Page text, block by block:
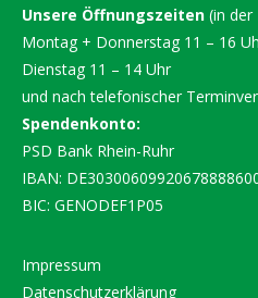
Unsere Öffnungszeiten (in der
Montag + Donnerstag 11 – 16
Dienstag 11 – 14 Uhr
und nach telefonischer
Spendenkonto:
PSD Bank Rhein-Ruhr
IBAN:
BIC: GENODEF1P05
Impressum
Datenschutzerklärung